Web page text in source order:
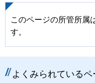
このページの所管所属
す。
よくみられているペ